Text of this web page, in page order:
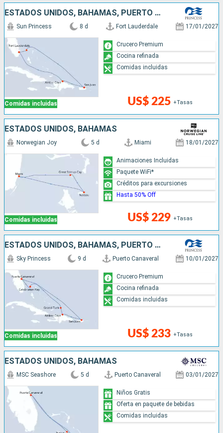
ESTADOS UNIDOS, BAHAMAS, PUERTO RICO, REPÚBLICA DOMINICANA
Comidas incluidas
Sun Princess 8 d Fort Lauderdale 17/01/2027
US$ 225 +Tasas
Crucero Premium
Cocina refinada
Comidas incluidas
ESTADOS UNIDOS, BAHAMAS
Comidas incluidas
Norwegian Joy 5 d Miami 18/01/2027
US$ 229 +Tasas
Animaciones Incluidas
Paquete WiFi*
Créditos para excursiones
Hasta 50% Off
ESTADOS UNIDOS, BAHAMAS, PUERTO RICO, REPÚBLICA DOMINICANA
Comidas incluidas
Sky Princess 9 d Puerto Canaveral 10/01/2027
US$ 233 +Tasas
Crucero Premium
Cocina refinada
Comidas incluidas
ESTADOS UNIDOS, BAHAMAS
MSC Seashore 5 d Puerto Canaveral 03/01/2027
Niños Gratis
Oferta en paquete de bebidas
Comidas incluidas